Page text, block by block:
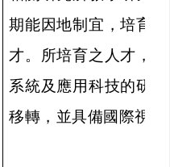
期能因地制宜，培育
才。所培育之人才，
系統及應用科技的研
移轉，並具備國際視